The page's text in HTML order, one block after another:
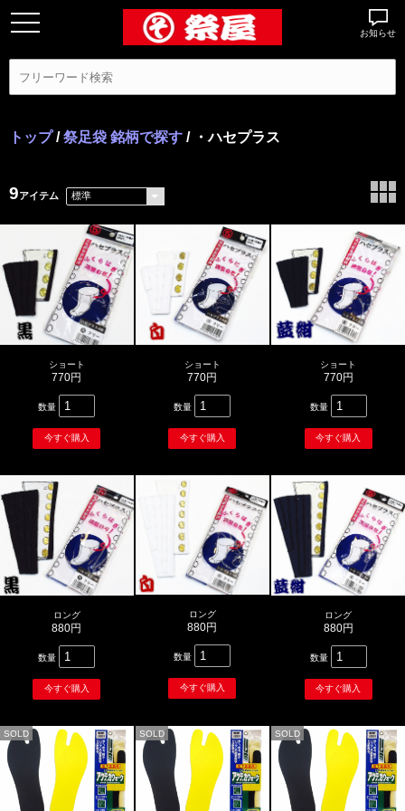
お知らせ
トップ/祭足袋 銘柄で探す / ・ハセプラス
9アイテム
ショート
770円
数量
ショート
770円
数量
ショート
770円
数量
ロング
880円
数量
ロング
880円
数量
ロング
880円
数量
SOLD SOLD SOLD